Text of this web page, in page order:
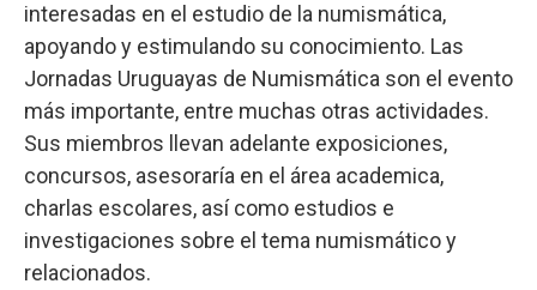
interesadas en el estudio de la numismática,
apoyando y estimulando su conocimiento. Las
Jornadas Uruguayas de Numismática son el evento
más importante, entre muchas otras actividades.
Sus miembros llevan adelante exposiciones,
concursos, asesoraría en el área academica,
charlas escolares, así como estudios e
investigaciones sobre el tema numismático y
relacionados.